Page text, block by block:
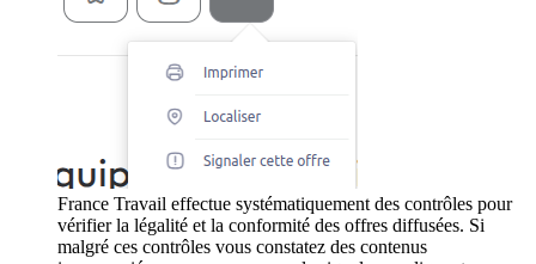
France Travail effectue systématiquement des contrôles pour
vérifier la légalité et la conformité des offres diffusées. Si
malgré ces contrôles vous constatez des contenus